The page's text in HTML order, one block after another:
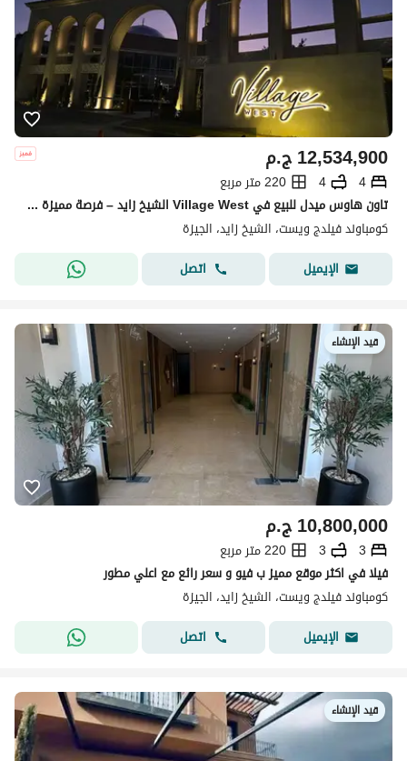
ج.م12,534,900
4
4
220 متر مربع
تاون هاوس ميدل للبيع في Village West الشيخ زايد – فرصة مميزة في قلب زايد
كومباوند فيلدج ويست، الشيخ زايد، الجيزة
الإيميل
اتصل
قيد الإنشاء
ج.م10,800,000
3
3
220 متر مربع
فيلا في اكثر موقع مميز ب فيو و سعر رائع مع اعلي مطور
كومباوند فيلدج ويست، الشيخ زايد، الجيزة
الإيميل
اتصل
قيد الإنشاء